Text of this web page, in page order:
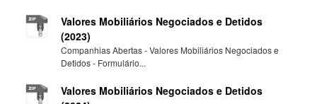
Valores Mobiliários Negociados e Detidos
(2023)
Companhias Abertas - Valores Mobiliários Negociados e
Detidos - Formulário...
Valores Mobiliários Negociados e Detidos